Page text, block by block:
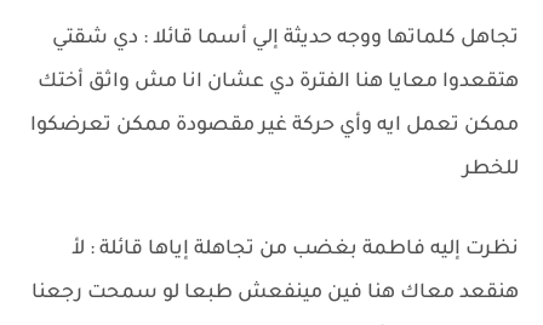
تجاهل كلماتها ووجه حديثة إلي أسما قائلا : دي شقتي
هتقعدوا معايا هنا الفترة دي عشان انا مش واثق أختك
ممكن تعمل ايه وأي حركة غير مقصودة ممكن تعرضكوا
للخطر
نظرت إليه فاطمة بغضب من تجاهلة إياها قائلة : لأ
هنقعد معاك هنا فين مينفعش طبعا لو سمحت رجعنا